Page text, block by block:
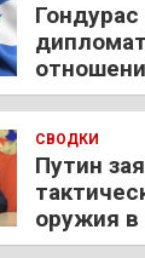
СВОДКИ
Путин
оружия в